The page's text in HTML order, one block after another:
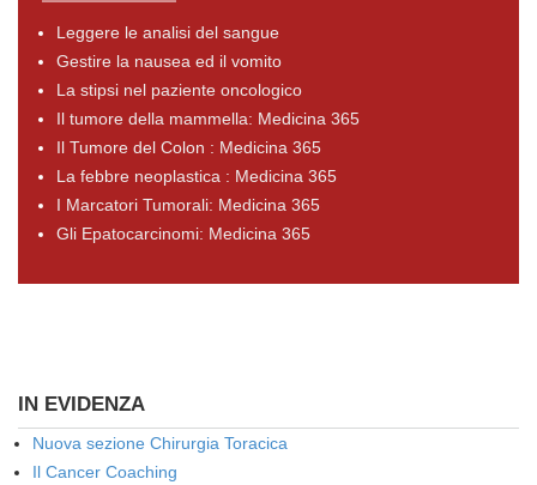
Leggere le analisi del sangue
Gestire la nausea ed il vomito
La stipsi nel paziente oncologico
Il tumore della mammella: Medicina 365
Il Tumore del Colon : Medicina 365
La febbre neoplastica : Medicina 365
I Marcatori Tumorali: Medicina 365
Gli Epatocarcinomi: Medicina 365
IN EVIDENZA
Nuova sezione Chirurgia Toracica
Il Cancer Coaching